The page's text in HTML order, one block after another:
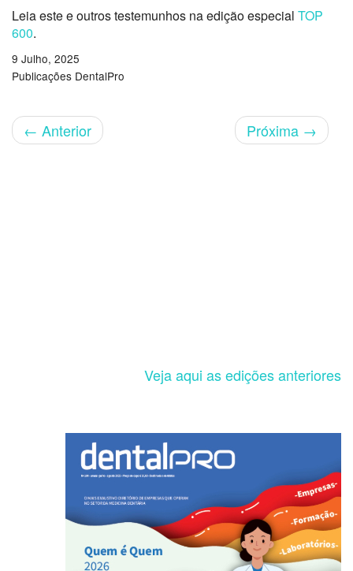
Leia este e outros testemunhos na edição especial TOP
600.
9 Julho, 2025
Publicações DentalPro
← Anterior Próxima →
Veja aqui as edições anteriores